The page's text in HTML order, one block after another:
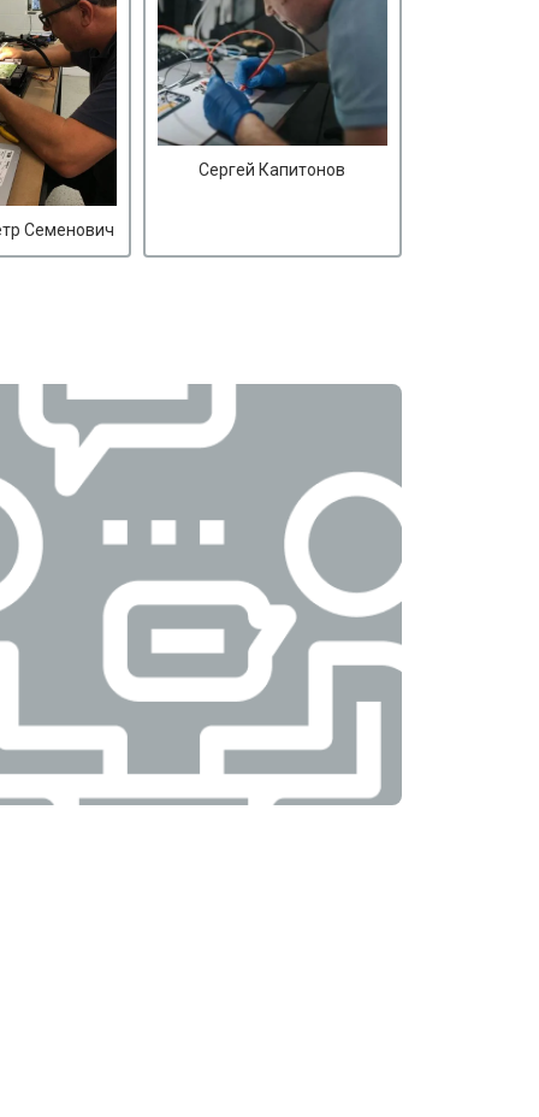
Семенович
Сергей Капитонов